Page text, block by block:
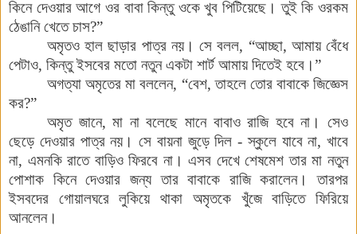
কিনে দেওয়ার আগে ওর বাবা কিন্তু ওকে খুব পিটিয়েছে । তুই কি ওরকম
ঠেঙানি খেতে চাস?”
অমৃতও হাল ছাড়ার পাত্র নয়। সে বলল, “আচ্ছা, আমায় বেঁধে
পেটাও, কিন্তু ইসবের মতো নতুন একটা শার্ট আমায় দিতেই হবে ।”
অগত্যা অমৃতের মা বললেন, “বেশ,তাহলে তোর বাবাকে জিজ্ঞেস
কর?”
অমৃত জানে, মা না বলেছে মানে বাবাও রাজি হবে না ।
সেও
ছেড়ে দেওয়ার পাত্র নয়। সে বায়না জুড়ে দিল - স্কুলে যাবে না, খাবে
না, এমনকি রাতে বাড়িও ফিরবে না। এসব দেখে শেষমেশ তার মা নতুন
পোশাক কিনে দেওয়ার জন্য তার বাবাকে রাজি করালেন।
তারপর
ইসবদের
গোয়ালঘরে লুকিয়ে থাকা অমৃতকে খুঁজে বাড়িতে
ফিরিয়ে
আনলেন।